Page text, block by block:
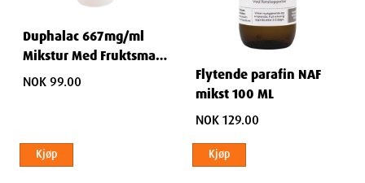
Duphalac 667mg/ml
Mikstur Med Fruktsmak
500 ml
NOK 99.00
Kjøp
Flytende parafin NAF
mikst 100 ML
NOK 129.00
Kjøp